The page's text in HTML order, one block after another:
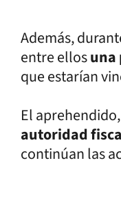
Además,
entre ellosuna
que estarían
El
autoridad
continúan las